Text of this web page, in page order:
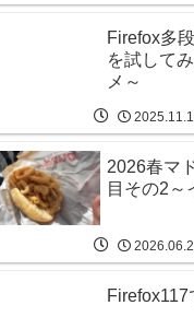
Firefox多
を試して
メ～
2026春マ
目その2～